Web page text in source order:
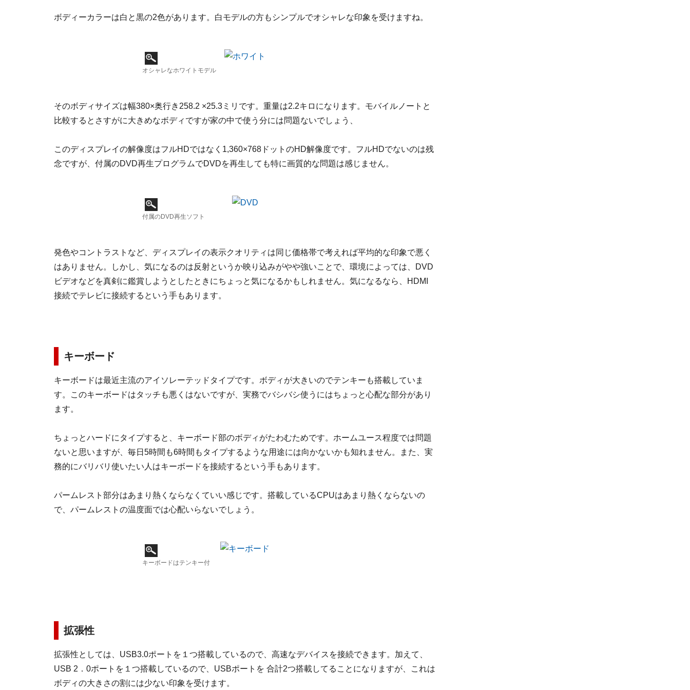
ボディーカラーは白と黒の2色があります。白モデルの方もシンプルでオシャレな印象を受けますね。
オシャレなホワイトモデル
そのボディサイズは幅380×奥行き258.2 ×25.3ミリです。重量は2.2キロになります。モバイルノートと
比較するとさすがに大きめなボディですが家の中で使う分には問題ないでしょう、
このディスプレイの解像度はフルHDではなく1,360×768ドットのHD解像度です。フルHDでないのは残
念ですが、付属のDVD再生プログラムでDVDを再生しても特に画質的な問題は感じません。
付属のDVD再生ソフト
発色やコントラストなど、ディスプレイの表示クオリティは同じ価格帯で考えれば平均的な印象で悪く
はありません。しかし、気になるのは反射というか映り込みがやや強いことで、環境によっては、DVD
ビデオなどを真剣に鑑賞しようとしたときにちょっと気になるかもしれません。気になるなら、HDMI
接続でテレビに接続するという手もあります。
キーボード
キーボードは最近主流のアイソレーテッドタイプです。ボディが大きいのでテンキーも搭載していま
す。このキーボードはタッチも悪くはないですが、実務でバシバシ使うにはちょっと心配な部分があり
ます。
ちょっとハードにタイプすると、キーボード部のボディがたわむためです。ホームユース程度では問題
ないと思いますが、毎日5時間も6時間もタイプするような用途には向かないかも知れません。また、実
務的にバリバリ使いたい人はキーボードを接続するという手もあります。
パームレスト部分はあまり熱くならなくていい感じです。搭載しているCPUはあまり熱くならないの
で、パームレストの温度面では心配いらないでしょう。
キーボードはテンキー付
拡張性
拡張性としては、USB3.0ポートを１つ搭載しているので、高速なデバイスを接続できます。加えて、
USB 2．0ポートを１つ搭載しているので、USBポートを 合計2つ搭載してることになりますが、これは
ボディの大きさの割には少ない印象を受けます。